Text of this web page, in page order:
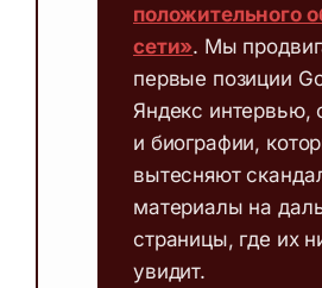
положительного
сети». Мы
первые позиции
Яндекс интервью,
и биографии,
вытесняют
материалы на
страницы, где их
увидит.